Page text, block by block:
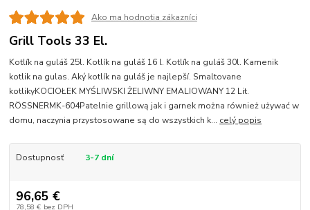
Ako ma hodnotia zákazníci
Grill Tools 33 El.
Kotlík na guláš 25l. Kotlík na guláš 16 l. Kotlík na guláš 30l. Kamenik
kotlik na gulas. Aký kotlík na guláš je najlepší. Smaltovane
kotlikyKOCIOŁEK MYŚLIWSKI ŻELIWNY EMALIOWANY 12 Lit.
RÖSSNERMK-604Patelnie grillową jak i garnek można również używać w
domu, naczynia przystosowane są do wszystkich k... celý popis
Dostupnosť 3-7 dní
96,65 €
78,58 € bez DPH